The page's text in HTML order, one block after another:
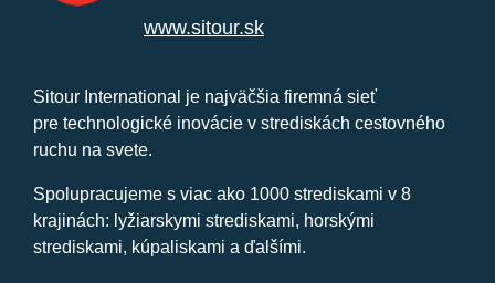
www.sitour.sk
Sitour International je najväčšia firemná sieť
pre technologické inovácie v strediskách cestovného
ruchu na svete.
Spolupracujeme s viac ako 1000 strediskami v 8
krajinách: lyžiarskymi strediskami, horskými
strediskami, kúpaliskami a ďalšími.